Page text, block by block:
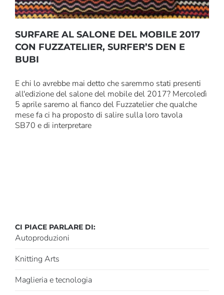
SURFARE AL SALONE DEL MOBILE 2017
CON FUZZATELIER, SURFER’S DEN E
BUBI
E chi lo avrebbe mai detto che saremmo stati presenti
all'edizione del salone del mobile del 2017? Mercoledì
5 aprile saremo al fianco del Fuzzatelier che qualche
mese fa ci ha proposto di salire sulla loro tavola
SB70 e di interpretare
CI PIACE PARLARE DI:
Autoproduzioni
Knitting Arts
Maglieria e tecnologia